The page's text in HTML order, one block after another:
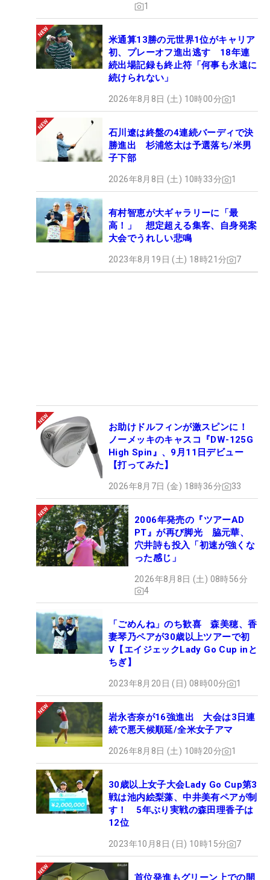
みもあるようだ。「（大宝塚GC）西宮の9番で、グ
リーン奥の池に入れちゃいました」と、ネクストヒ
ロインツアー第8戦の視察ラウンドの際、280ヤード
以上先のグリーン右奥にある池に入れたという驚き
のエピソードもある。
「距離が衰えないんですよ。むしろ飛んでるくら
い」と本人も話すが、努力なくしてあるものではな
い。「週3くらいはトレーニングしてます。現役の
ときよりやってますね。ずっと試合があったので、
そんなにあれやったんですけど、今は重たいものも
上げてますし」。そしてもう一つ「試合に出てると
きは曲げたくなくて、スイングが小さくなってたん
ですよ。この休養期間で体も改善されて、体の構造
がこうで、呼吸がこうでってちっちゃいことを考え
ないようになりました」と、思い切りのいいスイン
グができていることも飛距離アップにつながってい
飯はこの前食べたけど…いつやったかな？ってくら
い前なので。ゴルフは美香ちゃんが結婚する前に行
った以来ですし」と、切磋琢磨してきた仲間との食
事やラウンドを心待ちにする。久しぶりの試合の
場。森田がどんなプレーを見せるのか期待がかか
■森田理香子
もりた・りかこ 1990年1月8日生まれ。京都府京
都市出身。ツアー通算7勝。08年にプロ入りし、10
年の「樋口久子IDC大塚家具レディス」でツアー初
優勝。13年には年間4勝を挙げ、23歳で賞金女王に
輝いた。18年を最後にツアーから撤退し、現在はゴ
ルフウェアのプロデュースや、ゴルフ中継の解説な
どで活躍している。森田がプロデュースしているゴ
ルフウェアのオリジナルブランド『yummy rose』
1
米通算13勝の元世界1位がキャリア
初、プレーオフ進出逃す 18年連
続出場記録も終止符「何事も永遠に
続けられない」
2026年8月8日 (土) 10時00分 1
石川遼は終盤の4連続バーディで決
勝進出 杉浦悠太は予選落ち/米男
子下部
2026年8月8日 (土) 10時33分 1
有村智恵が大ギャラリーに「最
高！」 想定超える集客、自身発案
大会でうれしい悲鳴
2023年8月19日 (土) 18時21分 7
お助けドルフィンが激スピンに！
ノーメッキのキャスコ『DW-125G
High Spin』、9月11日デビュー
【打ってみた】
2026年8月7日 (金) 18時36分 33
2006年発売の『ツアーAD
PT』が再び脚光 脇元華、
穴井詩も投入「初速が強くな
った感じ」
2026年8月8日 (土) 08時56分
4
「ごめんね」のち歓喜 森美穂、香
妻琴乃ペアが30歳以上ツアーで初
V【エイジェックLady Go Cup inと
ちぎ】
2023年8月20日 (日) 08時00分 1
岩永杏奈が16強進出 大会は3日連
続で悪天候順延/全米女子アマ
2026年8月8日 (土) 10時20分 1
30歳以上女子大会Lady Go Cup第3
戦は池内絵梨藻、中井美有ペアが制
す！ 5年ぶり実戦の森田理香子は
12位
2023年10月8日 (日) 10時15分 7